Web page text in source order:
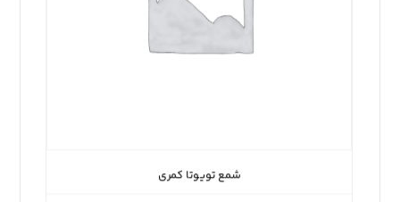
شمع تویوتا کمری